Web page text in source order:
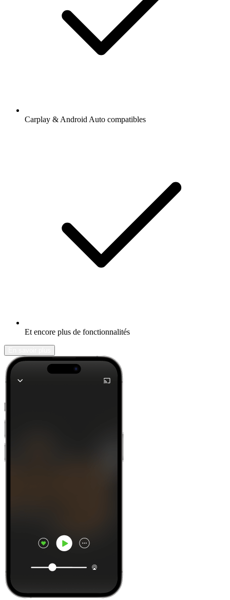
Carplay & Android Auto compatibles
Et encore plus de fonctionnalités